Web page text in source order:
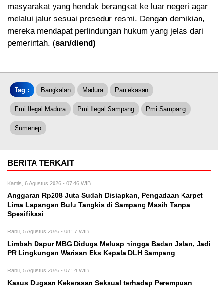
masyarakat yang hendak berangkat ke luar negeri agar
melalui jalur sesuai prosedur resmi. Dengan demikian,
mereka mendapat perlindungan hukum yang jelas dari
pemerintah. (san/diend)
Tag : Bangkalan Madura Pamekasan
Pmi Ilegal Madura Pmi Ilegal Sampang Pmi Sampang
Sumenep
BERITA TERKAIT
Kamis, 6 Agustus 2026 - 07:46 WIB
Anggaran Rp208 Juta Sudah Disiapkan, Pengadaan Karpet
Lima Lapangan Bulu Tangkis di Sampang Masih Tanpa
Spesifikasi
Rabu, 5 Agustus 2026 - 08:17 WIB
Limbah Dapur MBG Diduga Meluap hingga Badan Jalan, Jadi
PR Lingkungan Warisan Eks Kepala DLH Sampang
Rabu, 5 Agustus 2026 - 07:14 WIB
Kasus Dugaan Kekerasan Seksual terhadap Perempuan